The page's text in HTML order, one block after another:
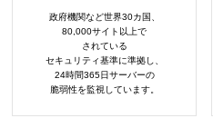
政府機関など世界30カ国、
80,000サイト以上で
されている
セキュリティ基準に準拠し、
24時間365日サーバーの
脆弱性を監視しています。